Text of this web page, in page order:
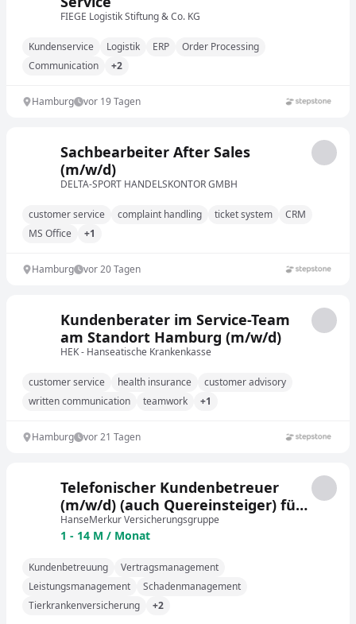
FIEGE Logistik Stiftung & Co. KG
Kundenservice Logistik ERP
Order Processing
Communication
+2
Hamburg vor 19 Tagen
Sachbearbeiter After Sales
(m/w/d)
DELTA-SPORT HANDELSKONTOR GMBH
customer service complaint handling ticket system
CRM
MS Office
+1
Hamburg vor 20 Tagen
Kundenberater im Service-Team
am Standort Hamburg (m/w/d)
HEK - Hanseatische Krankenkasse
customer service health insurance
customer advisory
written communication
teamwork +1
Hamburg vor 21 Tagen
Telefonischer Kundenbetreuer
(m/w/d) (auch Quereinsteiger) für
die Tierkrankenversicherung
HanseMerkur Versicherungsgruppe
1 - 14 M / Monat
Kundenbetreuung
Vertragsmanagement
Leistungsmanagement
Schadenmanagement
Tierkrankenversicherung
+2